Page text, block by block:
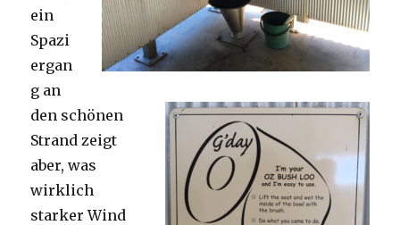
ein
Spazi
ergan
g an
den schönen
Strand zeigt
aber, was
wirklich
starker Wind